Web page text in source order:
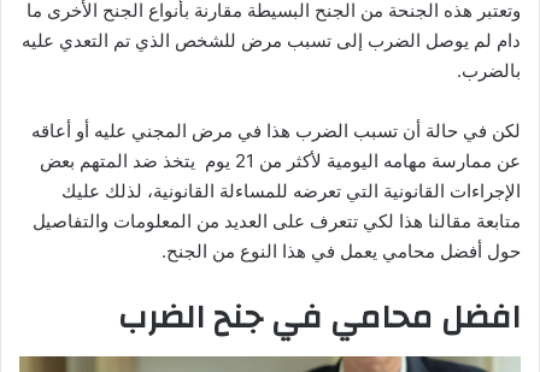
وتعتبر هذه الجنحة من الجنح البسيطة مقارنة بأنواع الجنح الأخرى ما
دام لم يوصل الضرب إلى تسبب مرض للشخص الذي تم التعدي عليه
بالضرب.
لكن في حالة أن تسبب الضرب هذا في مرض المجني عليه أو أعاقه
عن ممارسة مهامه اليومية لأكثر من 21 يوم يتخذ ضد المتهم بعض
الإجراءات القانونية التي تعرضه للمساءلة القانونية، لذلك عليك
متابعة مقالنا هذا لكي تتعرف على العديد من المعلومات والتفاصيل
حول أفضل محامي يعمل في هذا النوع من الجنح.
افضل محامي في جنح الضرب